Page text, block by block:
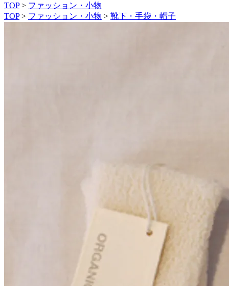
TOP > ファッション・小物
TOP > ファッション・小物 > 靴下・手袋・帽子